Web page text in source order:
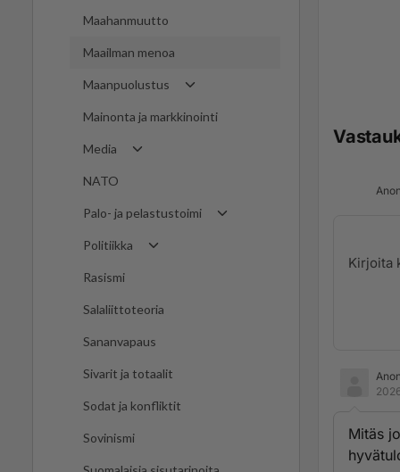
Maahanmuutto
Maailman menoa
Maanpuolustus
Mainonta ja markkinointi
Media
NATO
Palo- ja pelastustoimi
Politiikka
Rasismi
Salaliittoteoria
Sananvapaus
Sivarit ja totaalit
Sodat ja konfliktit
Sovinismi
Mitäs